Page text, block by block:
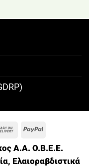
Cash
PayPal
A.A. O.B.E.E.
Ελαιοραβδιστικά